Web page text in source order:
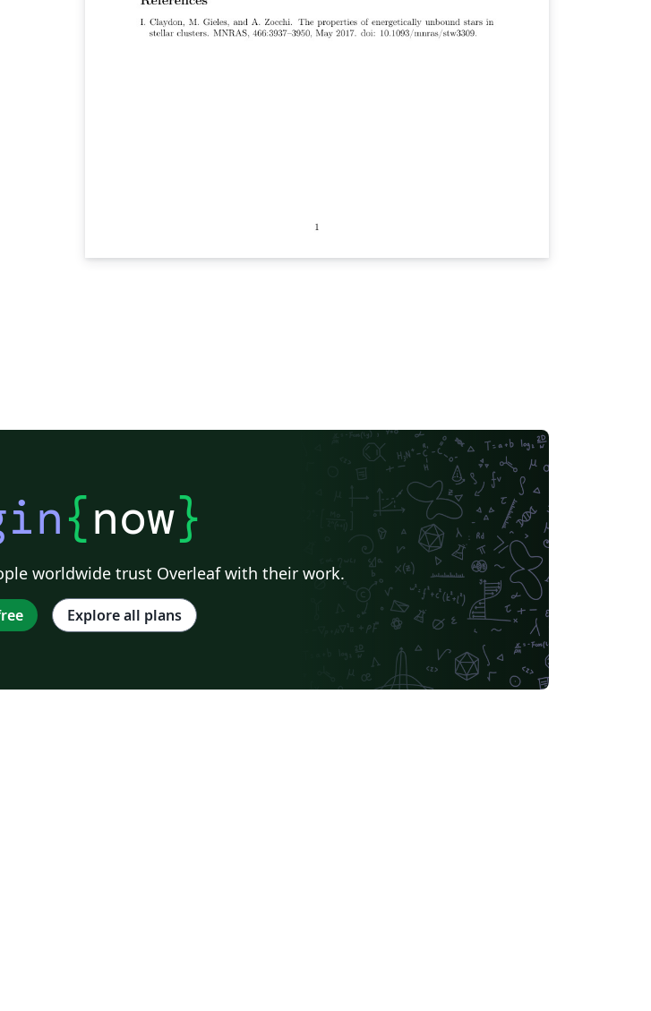
{now}
worldwide trust Overleaf with their work.
Explore all plans